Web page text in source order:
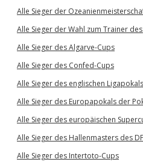
Alle Sieger der
Alle Sieger der Wahl zum Trainer
Alle Sieger des Algarve-Cups
Alle Sieger des Confed-Cups
Alle Sieger des englischen Ligapokals
Alle Sieger des Europapokals der
Alle Sieger des europäischen
Alle Sieger des Hallenmasters des
Alle Sieger des Intertoto-Cups